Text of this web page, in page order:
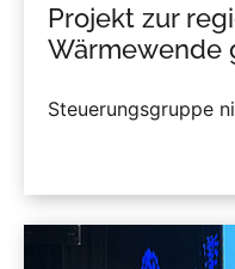
Projekt zur
Wärmewende
Steuerungsgruppe